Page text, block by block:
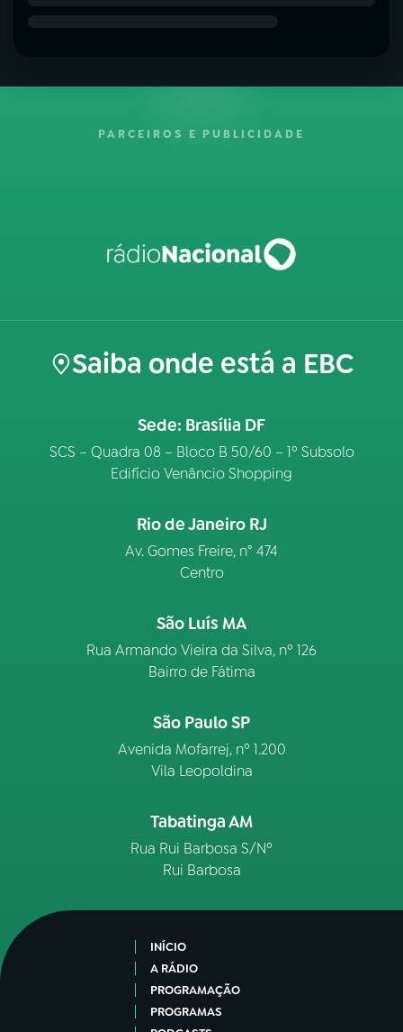
PARCEIROS E PUBLICIDADE
Saiba onde está a EBC
Sede: Brasília DF
SCS – Quadra 08 – Bloco B 50/60 – 1º Subsolo
Edifício Venâncio Shopping
Rio de Janeiro RJ
Av. Gomes Freire, n° 474
Centro
São Luís MA
Rua Armando Vieira da Silva, nº 126
Bairro de Fátima
São Paulo SP
Avenida Mofarrej, nº 1.200
Vila Leopoldina
Tabatinga AM
Rua Rui Barbosa S/Nº
Rui Barbosa
INÍCIO
A RÁDIO
PROGRAMAÇÃO
PROGRAMAS